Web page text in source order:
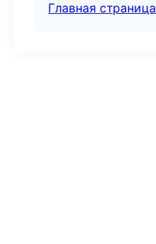
Главная страница